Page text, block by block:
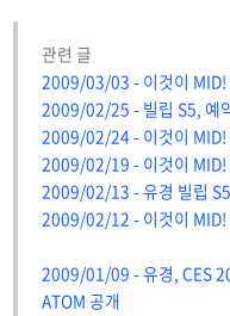
관련 글
2009/03/03 - 이것이 MID!
2009/02/25 - 빌립 S5, 예
2009/02/24 - 이것이 MID!
2009/02/19 - 이것이 MID!
2009/02/13 - 유경 빌립
2009/02/12 - 이것이 MID!
2009/01/09 - 유경, CES
ATOM 공개